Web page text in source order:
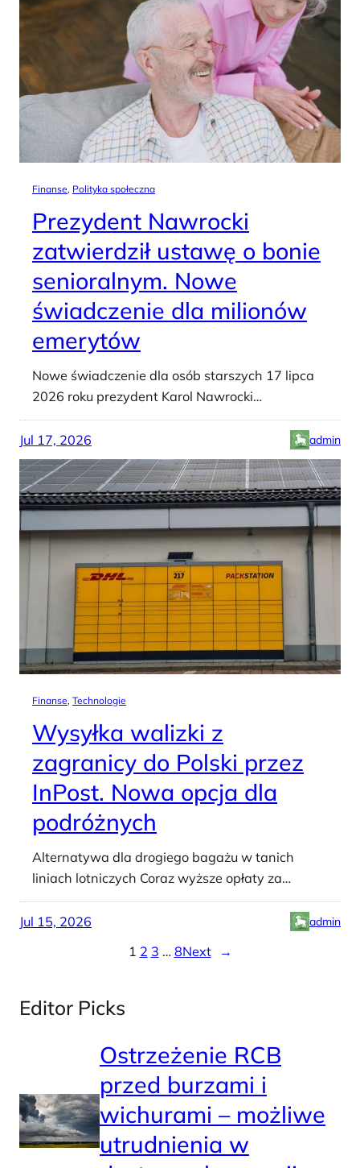
Finanse, Polityka społeczna
Prezydent Nawrocki
zatwierdził ustawę o bonie
senioralnym. Nowe
świadczenie dla milionów
emerytów
Nowe świadczenie dla osób starszych 17 lipca
2026 roku prezydent Karol Nawrocki…
Jul 17, 2026 admin
Finanse, Technologie
Wysyłka walizki z
zagranicy do Polski przez
InPost. Nowa opcja dla
podróżnych
Alternatywa dla drogiego bagażu w tanich
liniach lotniczych Coraz wyższe opłaty za…
Jul 15, 2026 admin
1 2 3 … 8Next →
Editor Picks
Ostrzeżenie RCB
przed burzami i
wichurami – możliwe
utrudnienia w